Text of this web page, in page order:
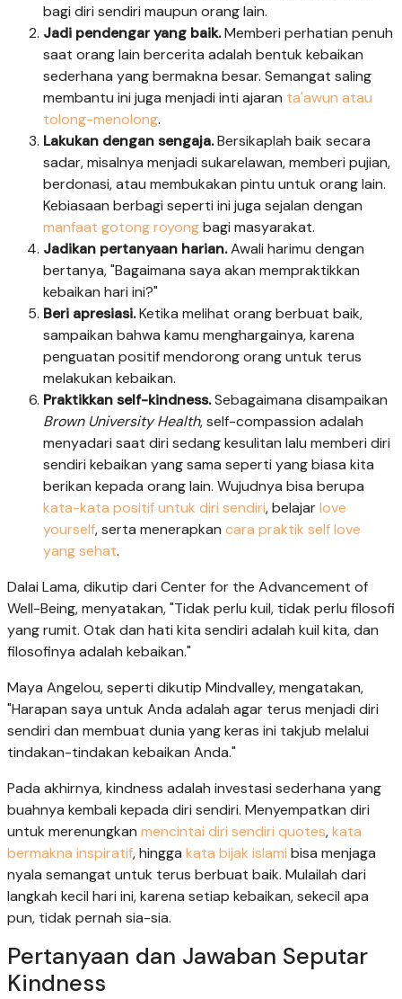
bagi diri sendiri maupun orang lain.
Jadi pendengar yang baik.Memberi perhatian penuh
saat orang lain bercerita adalah bentuk kebaikan
sederhana yang bermakna besar. Semangat saling
membantu ini juga menjadi inti ajaran ta'awun atau
tolong-menolong.
Lakukan dengan sengaja.Bersikaplah baik secara
sadar, misalnya menjadi sukarelawan, memberi pujian,
berdonasi, atau membukakan pintu untuk orang lain.
Kebiasaan berbagi seperti ini juga sejalan dengan
manfaat gotong royongbagi masyarakat.
Jadikan pertanyaan harian.Awali harimu dengan
bertanya, "Bagaimana saya akan mempraktikkan
kebaikan hari ini?"
Beri apresiasi.Ketika melihat orang berbuat baik,
sampaikan bahwa kamu menghargainya, karena
penguatan positif mendorong orang untuk terus
melakukan kebaikan.
Praktikkan self-kindness.Sebagaimana disampaikan
Brown University Health, self-compassion adalah
menyadari saat diri sedang kesulitan lalu memberi diri
sendiri kebaikan yang sama seperti yang biasa kita
berikan kepada orang lain. Wujudnya bisa berupa
kata-kata positif untuk diri sendiri, belajarlove
yourself, serta menerapkan cara praktik self love
yang sehat.
Dalai Lama, dikutip dari Center for the Advancement of
Well-Being, menyatakan, "Tidak perlu kuil, tidak perlu filosofi
yang rumit. Otak dan hati kita sendiri adalah kuil kita, dan
filosofinya adalah kebaikan."
Maya Angelou, seperti dikutip Mindvalley, mengatakan,
"Harapan saya untuk Anda adalah agar terus menjadi diri
sendiri dan membuat dunia yang keras ini takjub melalui
tindakan-tindakan kebaikan Anda."
Pada akhirnya, kindness adalah investasi sederhana yang
buahnya kembali kepada diri sendiri. Menyempatkan diri
untuk merenungkan mencintai diri sendiri quotes,kata
bermakna inspiratif, hingga kata bijak islami bisa menjaga
nyala semangat untuk terus berbuat baik. Mulailah dari
langkah kecil hari ini, karena setiap kebaikan, sekecil apa
pun, tidak pernah sia-sia.
Pertanyaan dan Jawaban Seputar
Kindness